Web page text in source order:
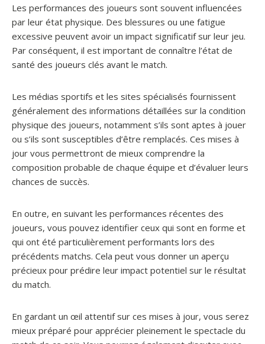
Les performances des joueurs sont souvent influencées
par leur état physique. Des blessures ou une fatigue
excessive peuvent avoir un impact significatif sur leur jeu.
Par conséquent, il est important de connaître l’état de
santé des joueurs clés avant le match.
Les médias sportifs et les sites spécialisés fournissent
généralement des informations détaillées sur la condition
physique des joueurs, notamment s’ils sont aptes à jouer
ou s’ils sont susceptibles d’être remplacés. Ces mises à
jour vous permettront de mieux comprendre la
composition probable de chaque équipe et d’évaluer leurs
chances de succès.
En outre, en suivant les performances récentes des
joueurs, vous pouvez identifier ceux qui sont en forme et
qui ont été particulièrement performants lors des
précédents matchs. Cela peut vous donner un aperçu
précieux pour prédire leur impact potentiel sur le résultat
du match.
En gardant un œil attentif sur ces mises à jour, vous serez
mieux préparé pour apprécier pleinement le spectacle du